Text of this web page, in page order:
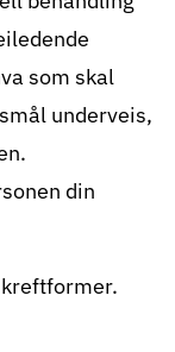
som skal
underveis,
din